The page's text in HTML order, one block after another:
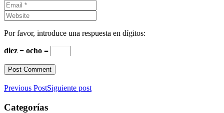
Por favor, introduce una respuesta en dígitos:
diez − ocho =
Previous PostSiguiente post
Categorías